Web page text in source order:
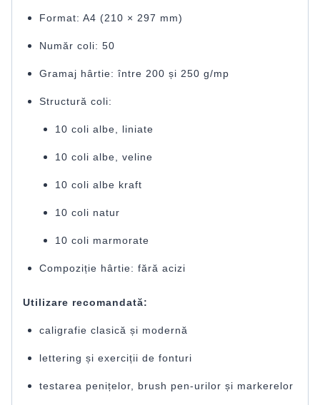
Format: A4 (210 × 297 mm)
Număr coli: 50
Gramaj hârtie: între 200 și 250 g/mp
Structură coli:
10 coli albe, liniate
10 coli albe, veline
10 coli albe kraft
10 coli natur
10 coli marmorate
Compoziție hârtie: fără acizi
Utilizare recomandată:
caligrafie clasică și modernă
lettering și exerciții de fonturi
testarea penițelor, brush pen-urilor și markerelor